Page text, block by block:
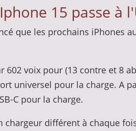
15 passe à
que les prochains iPhones
voix pour (13 contre et 8
universel pour la charge. A
C pour la charge.
différent à chaque